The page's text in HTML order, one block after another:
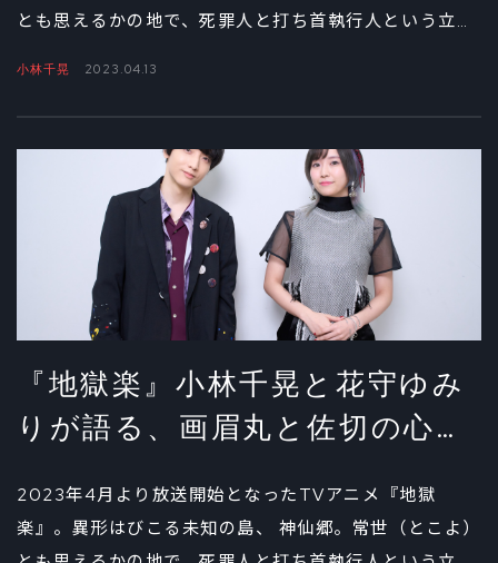
とも思えるかの地で、死罪人と打ち首執行人という立場
りの話を中心に以降の展開についても話を聞いた。
小林千晃 2023.04.13
『地獄楽』小林千晃と花守ゆみ
りが語る、画眉丸と佐切の心の
2023年4月より放送開始となったTVアニメ『地獄
楽』。異形はびこる未知の島、 神仙郷。常世（とこよ）